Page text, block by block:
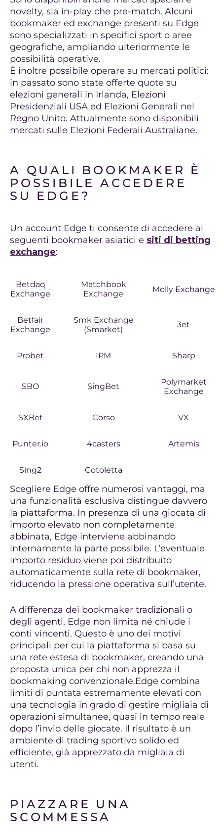
novelty, sia in-play che pre-match. Alcuni
bookmaker ed exchange presenti su Edge
sono specializzati in specifici sport o aree
geografiche, ampliando ulteriormente le
possibilità operative.
È inoltre possibile operare su mercati politici:
in passato sono state offerte quote su
elezioni generali in Irlanda, Elezioni
Presidenziali USA ed Elezioni Generali nel
Regno Unito. Attualmente sono disponibili
mercati sulle Elezioni Federali Australiane.
A QUALI BOOKMAKER È
POSSIBILE ACCEDERE
SU EDGE?
Un account Edge ti consente di accedere ai
seguenti bookmaker asiatici e siti di betting
exchange:
Betdaq
Exchange
Matchbook
Exchange
Molly Exchange
Betfair
Exchange
Smk Exchange
(Smarket)
3et
Probet IPM Sharp
SBO SingBet
Polymarket
Exchange
SXBet Corso VX
Punter.io 4casters Artemis
Sing2 Cotoletta
Scegliere Edge offre numerosi vantaggi, ma
una funzionalità esclusiva distingue davvero
la piattaforma. In presenza di una giocata di
importo elevato non completamente
abbinata, Edge interviene abbinando
internamente la parte possibile. L’eventuale
importo residuo viene poi distribuito
automaticamente sulla rete di bookmaker,
riducendo la pressione operativa sull’utente.
A differenza dei bookmaker tradizionali o
degli agenti, Edge non limita né chiude i
conti vincenti. Questo è uno dei motivi
principali per cui la piattaforma si basa su
una rete estesa di bookmaker, creando una
proposta unica per chi non apprezza il
bookmaking convenzionale.Edge combina
limiti di puntata estremamente elevati con
una tecnologia in grado di gestire migliaia di
operazioni simultanee, quasi in tempo reale
dopo l’invio delle giocate. Il risultato è un
ambiente di trading sportivo solido ed
efficiente, già apprezzato da migliaia di
utenti.
PIAZZARE UNA
SCOMMESSA